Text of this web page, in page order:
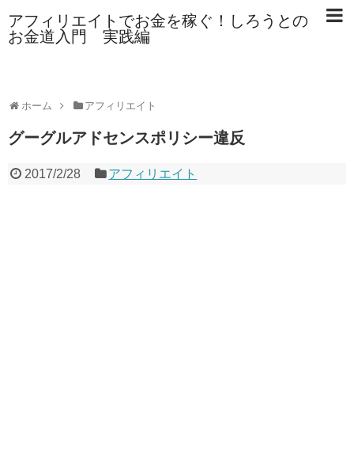
アフィリエイトでお金を稼ぐ！しろうとの
お金道入門 実践編
ホーム アフィリエイト
グーグルアドセンスポリシー違反
2017/2/28 アフィリエイト